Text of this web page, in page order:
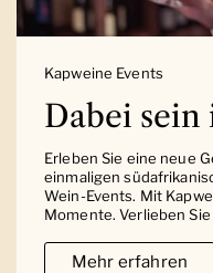
Kapweine Events
Dabei sein
Erleben Sie eine neue
einmaligen
Wein-Events. Mit
Momente. Verlieben
Mehr erfahren